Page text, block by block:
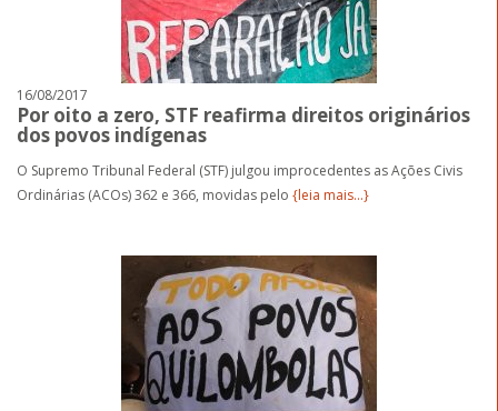
16/08/2017
Por oito a zero, STF reafirma direitos originários
dos povos indígenas
O Supremo Tribunal Federal (STF) julgou improcedentes as Ações Civis
Ordinárias (ACOs) 362 e 366, movidas pelo {leia mais...}